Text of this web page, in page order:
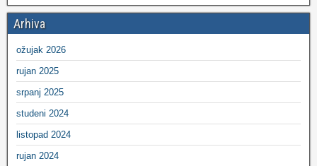
Arhiva
ožujak 2026
rujan 2025
srpanj 2025
studeni 2024
listopad 2024
rujan 2024